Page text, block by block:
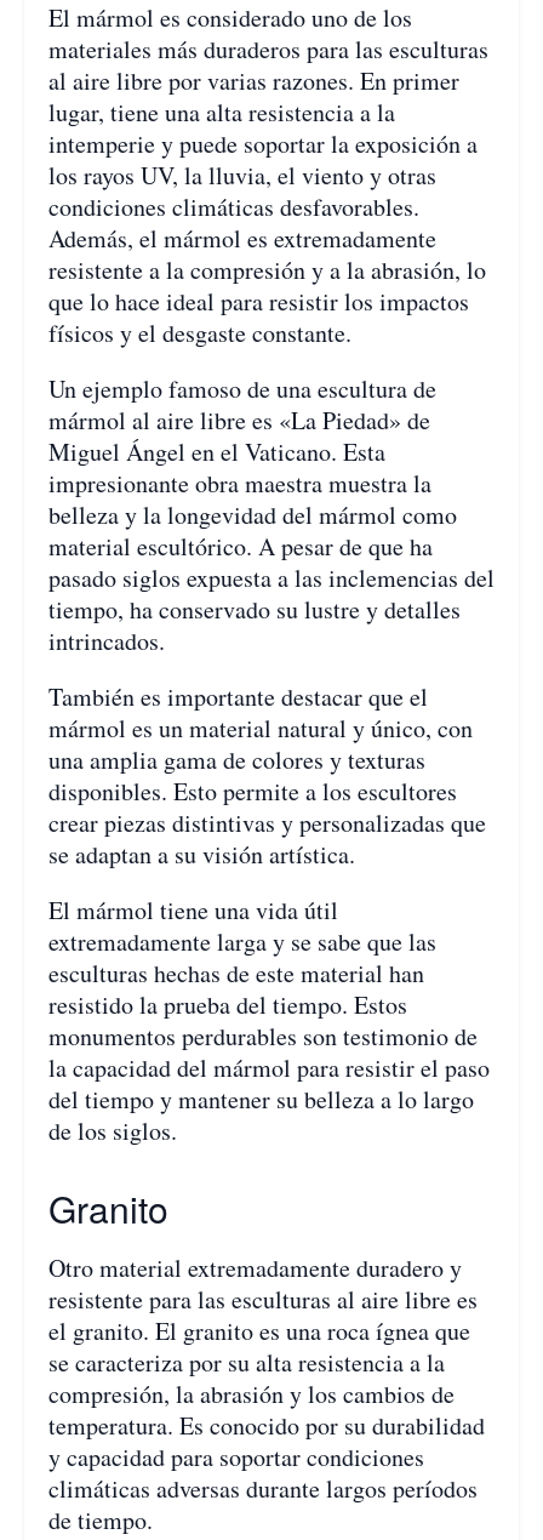
El mármol es considerado uno de los
materiales más duraderos para las esculturas
al aire libre por varias razones. En primer
lugar, tiene una alta resistencia a la
intemperie y puede soportar la exposición a
los rayos UV, la lluvia, el viento y otras
condiciones climáticas desfavorables.
Además, el mármol es extremadamente
resistente a la compresión y a la abrasión, lo
que lo hace ideal para resistir los impactos
físicos y el desgaste constante.
Un ejemplo famoso de una escultura de
mármol al aire libre es «La Piedad» de
Miguel Ángel en el Vaticano. Esta
impresionante obra maestra muestra la
belleza y la longevidad del mármol como
material escultórico. A pesar de que ha
pasado siglos expuesta a las inclemencias del
tiempo, ha conservado su lustre y detalles
intrincados.
También es importante destacar que el
mármol es un material natural y único, con
una amplia gama de colores y texturas
disponibles. Esto permite a los escultores
crear piezas distintivas y personalizadas que
se adaptan a su visión artística.
El mármol tiene una vida útil
extremadamente larga y se sabe que las
esculturas hechas de este material han
resistido la prueba del tiempo. Estos
monumentos perdurables son testimonio de
la capacidad del mármol para resistir el paso
del tiempo y mantener su belleza a lo largo
de los siglos.
Granito
Otro material extremadamente duradero y
resistente para las esculturas al aire libre es
el granito. El granito es una roca ígnea que
se caracteriza por su alta resistencia a la
compresión, la abrasión y los cambios de
temperatura. Es conocido por su durabilidad
y capacidad para soportar condiciones
climáticas adversas durante largos períodos
de tiempo.